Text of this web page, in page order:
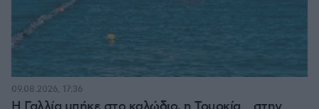
09.08.2026, 17:36